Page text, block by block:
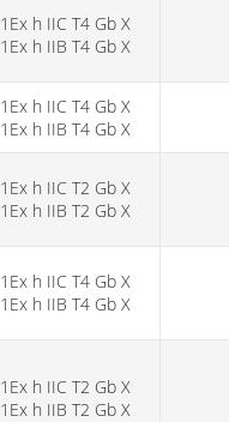
1Ех h IIС Т4 Gb Х
1Ех h IIВ Т4 Gb Х
1Ех h IIС Т4 Gb Х
1Ех h IIВ Т4 Gb Х
1Ех h IIС Т2 Gb Х
1Ех h IIВ Т2 Gb Х
1Ех h IIС Т4 Gb Х
1Ех h IIВ Т4 Gb Х
1Ех h IIС Т2 Gb Х
1Ех h IIВ Т2 Gb Х